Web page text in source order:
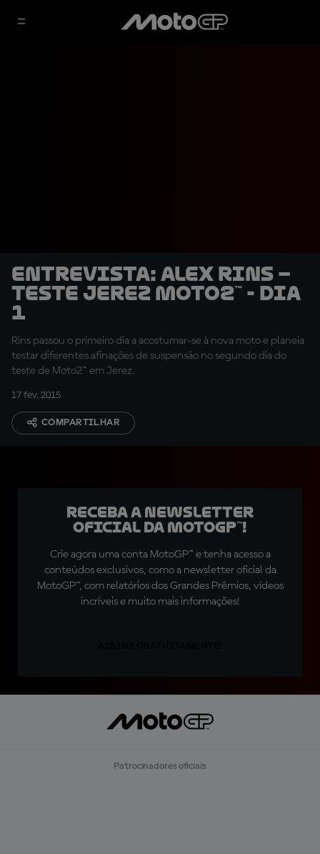
Entrevista: Alex Rins –
Teste Jerez Moto2™ - Dia
1
Rins passou o primeiro dia a acostumar-se à nova moto e planeia
testar diferentes afinações de suspensão no segundo dia do
teste de Moto2™ em Jerez.
17 fev. 2015
COMPARTILHAR
Receba a newsletter
oficial da MotoGP™!
Crie agora uma conta MotoGP™ e tenha acesso a
conteúdos exclusivos, como a newsletter oficial da
MotoGP™, com relatórios dos Grandes Prêmios, vídeos
incríveis e muito mais informações!
Patrocinadores oficiais